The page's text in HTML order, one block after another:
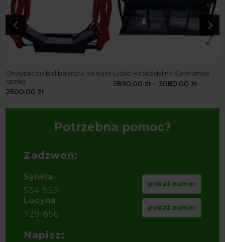
4
Chwytak do bel balotów na euro
ramkę
2500,00 zł
Łyżko-Krokodyl na Euroramkę
2890,00 zł – 3080,00 zł
5
Potrzebna pomoc?
Zadzwoń:
Sylwia
534 853 ...
pokaż numer
Lucyna
729 856 ...
pokaż numer
Napisz: